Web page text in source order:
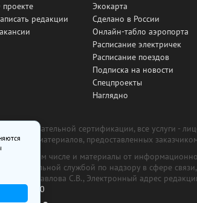
редакции
Экокарта
Сделано в России
Онлайн-табло аэропорта
Расписание электричек
Расписание поездов
Подписка на новости
Спецпроекты
Наглядно
обязательной сертификации, все услуги -
основе материалов, предоставленных
в том числе и материалы от
Федеральной службой по надзору в сфере
— Павлова С.В., Электронный адрес
48-88-50